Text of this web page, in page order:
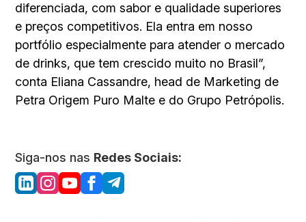
diferenciada, com sabor e qualidade superiores
e preços competitivos. Ela entra em nosso
portfólio especialmente para atender o mercado
de drinks, que tem crescido muito no Brasil”,
conta Eliana Cassandre, head de Marketing de
Petra Origem Puro Malte e do Grupo Petrópolis.
Siga-nos nas Redes Sociais: